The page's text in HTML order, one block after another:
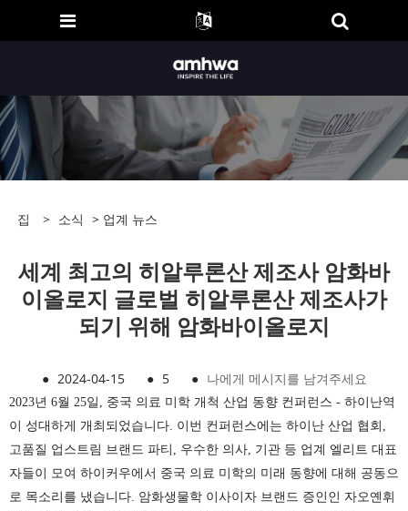
집 > 소식 > 업계 뉴스
세계 최고의 히알루론산 제조사 암화바
이올로지 글로벌 히알루론산 제조사가
되기 위해 암화바이올로지
● 2024-04-15 ● 5 ● 나에게 메시지를 남겨주세요
2023년 6월 25일, 중국 의료 미학 개척 산업 동향 컨퍼런스 - 하이난역
이 성대하게 개최되었습니다. 이번 컨퍼런스에는 하이난 산업 협회,
고품질 업스트림 브랜드 파티, 우수한 의사, 기관 등 업계 엘리트 대표
자들이 모여 하이커우에서 중국 의료 미학의 미래 동향에 대해 공동으
로 목소리를 냈습니다. 암화생물학 이사이자 브랜드 증인인 자오옌휘